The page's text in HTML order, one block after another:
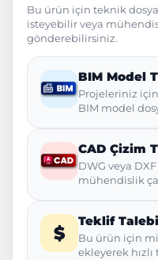
Bu ürün için teknik
isteyebilir veya
gönderebilirsiniz.
BIM Model
Projeleriniz
BIM model
CAD Çizim
DWG veya
mühendislik
$
Teklif
Bu ürün için
ekleyerek